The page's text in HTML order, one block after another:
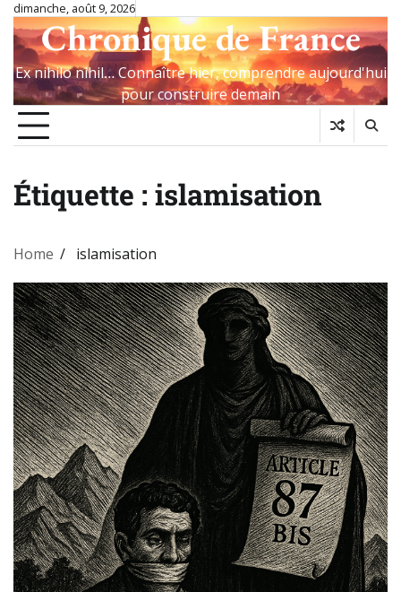
Skip
content
dimanche, août 9, 2026
Chronique de France
Ex nihilo nihil… Connaître hier, comprendre aujourd'hui
pour construire demain
Étiquette : islamisation
Home islamisation